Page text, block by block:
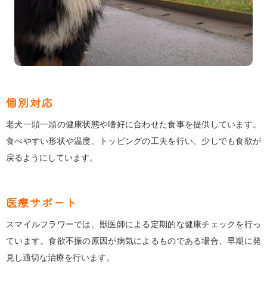
個別対応
老犬一頭一頭の健康状態や嗜好に合わせた食事を提供しています。
食べやすい形状や温度、トッピングの工夫を行い、少しでも食欲が
戻るようにしています。
医療サポート
スマイルフラワーでは、獣医師による定期的な健康チェックを行っ
ています。食欲不振の原因が病気によるものである場合、早期に発
見し適切な治療を行います。